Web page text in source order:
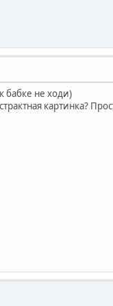
бабке не ходи)
картинка?